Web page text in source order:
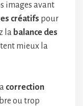
images avant
créatifs pour
la balance des
mieux la
correction
ou trop